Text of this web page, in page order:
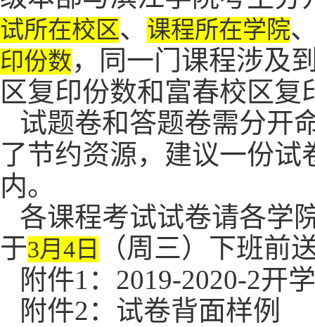
试所在校区、 课程所在学院
印份数，同一门课程涉及
区复印份数和富春校区
试题卷和答题卷需分开
了节约资源，建议一份
内。
各课程考试试卷请各学
于3月 4 日
（周三）下班前
附件1 ： 2019-2020-2开
附件2：试卷背面样例